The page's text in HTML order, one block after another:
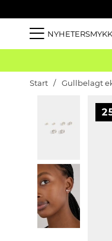
NYHETER
Start Gullbelagt